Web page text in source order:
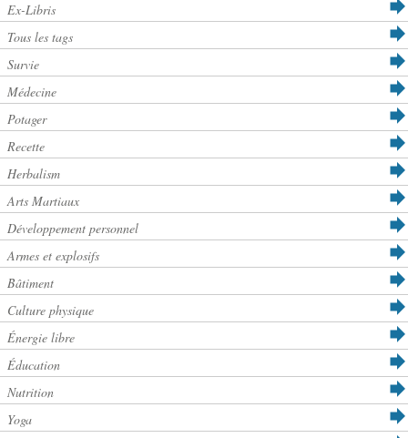
Ex-Libris
Tous les tags
Survie
Médecine
Potager
Recette
Herbalism
Arts Martiaux
Développement personnel
Armes et explosifs
Bâtiment
Culture physique
Énergie libre
Éducation
Nutrition
Yoga